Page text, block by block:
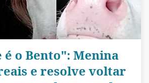
é o Bento": Menina
e resolve voltar